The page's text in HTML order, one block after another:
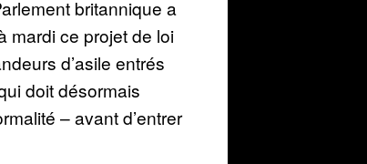
britannique a
mardi ce projet de loi
d’asile entrés
doit désormais
– avant d’entrer